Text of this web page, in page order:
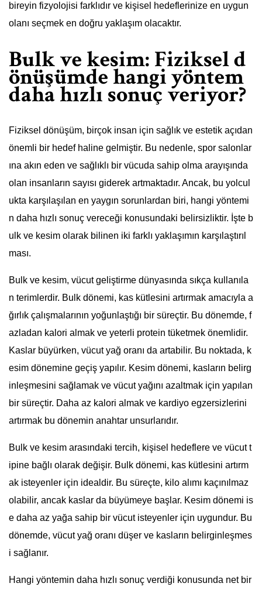
bireyin fizyolojisi farklıdır ve kişisel hedeflerinize en uygun
olanı seçmek en doğru yaklaşım olacaktır.
Bulk ve kesim: Fiziksel d
önüşümde hangi yöntem
daha hızlı sonuç veriyor?
Fiziksel dönüşüm, birçok insan için sağlık ve estetik açıdan
önemli bir hedef haline gelmiştir. Bu nedenle, spor salonlar
ına akın eden ve sağlıklı bir vücuda sahip olma arayışında
olan insanların sayısı giderek artmaktadır. Ancak, bu yolcul
ukta karşılaşılan en yaygın sorunlardan biri, hangi yöntemi
n daha hızlı sonuç vereceği konusundaki belirsizliktir. İşte b
ulk ve kesim olarak bilinen iki farklı yaklaşımın karşılaştırıl
ması.
Bulk ve kesim, vücut geliştirme dünyasında sıkça kullanıla
n terimlerdir. Bulk dönemi, kas kütlesini artırmak amacıyla a
ğırlık çalışmalarının yoğunlaştığı bir süreçtir. Bu dönemde, f
azladan kalori almak ve yeterli protein tüketmek önemlidir.
Kaslar büyürken, vücut yağ oranı da artabilir. Bu noktada, k
esim dönemine geçiş yapılır. Kesim dönemi, kasların belirg
inleşmesini sağlamak ve vücut yağını azaltmak için yapılan
bir süreçtir. Daha az kalori almak ve kardiyo egzersizlerini
artırmak bu dönemin anahtar unsurlarıdır.
Bulk ve kesim arasındaki tercih, kişisel hedeflere ve vücut t
ipine bağlı olarak değişir. Bulk dönemi, kas kütlesini artırm
ak isteyenler için idealdir. Bu süreçte, kilo alımı kaçınılmaz
olabilir, ancak kaslar da büyümeye başlar. Kesim dönemi is
e daha az yağa sahip bir vücut isteyenler için uygundur. Bu
dönemde, vücut yağ oranı düşer ve kasların belirginleşmes
i sağlanır.
Hangi yöntemin daha hızlı sonuç verdiği konusunda net bir